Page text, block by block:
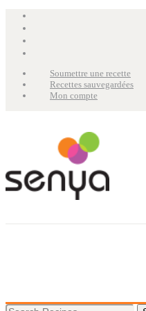
Soumettre une recette
Recettes sauvegardées
Mon compte